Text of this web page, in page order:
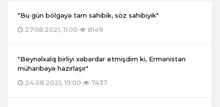
"Bu gün bölgəyə tam sahibik, söz sahibiyik"
27.08.2021, 11:00
8149
"Beynəlxalq birliyi xəbərdar etmişdim ki, Ermənistan
müharibəyə hazırlaşır"
24.08.2021, 19:00
7437